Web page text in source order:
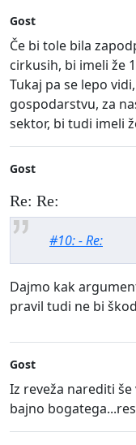
Gost
Če bi tole bila
cirkusih, bi imeli že
Tukaj pa se lepo
gospodarstvu, za
sektor, bi tudi imeli
Gost
Re: Re:
#10: - Re:
Dajmo kak
pravil tudi ne bi
Gost
Iz reveža narediti
bajno bogatega...res